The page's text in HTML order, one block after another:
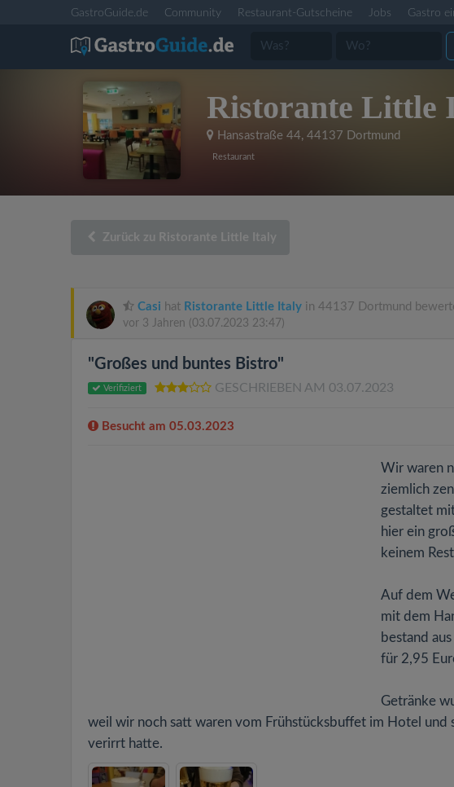
GastroGuide.de Community Restaurant-Gutscheine Jobs Gastro
Ristorante Little
Hansastraße 44,44137 Dortmund
Restaurant
Zurück zu Ristorante Little Italy
Casi hat Ristorante Little Italy in 44137 Dortmund
vor 3 Jahren (03.07.2023 23:47)
"Großes und buntes Bistro"
Verifiziert GESCHRIEBEN AM 03.07.2023
Besucht am 05.03.2023
Wir waren
ziemlich
gestaltet
hier ein
keinem
Auf dem
mit dem
bestand
für 2,95
Getränke
weil wir noch satt waren vom Frühstücksbuffet im Hotel und
verirrt hatte.